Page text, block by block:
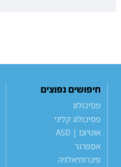
חיפושים נפוצים
פסיכולוג
פסיכולוג קליני
אוטיזם | ASD
אספרגר
פיברומיאלגיה